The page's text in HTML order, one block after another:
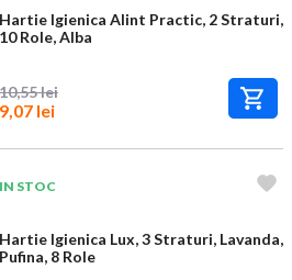
Hartie Igienica Alint Practic, 2 Straturi,
10 Role, Alba
10,55 lei
9,07 lei
IN STOC
Hartie Igienica Lux, 3 Straturi, Lavanda,
Pufina, 8 Role